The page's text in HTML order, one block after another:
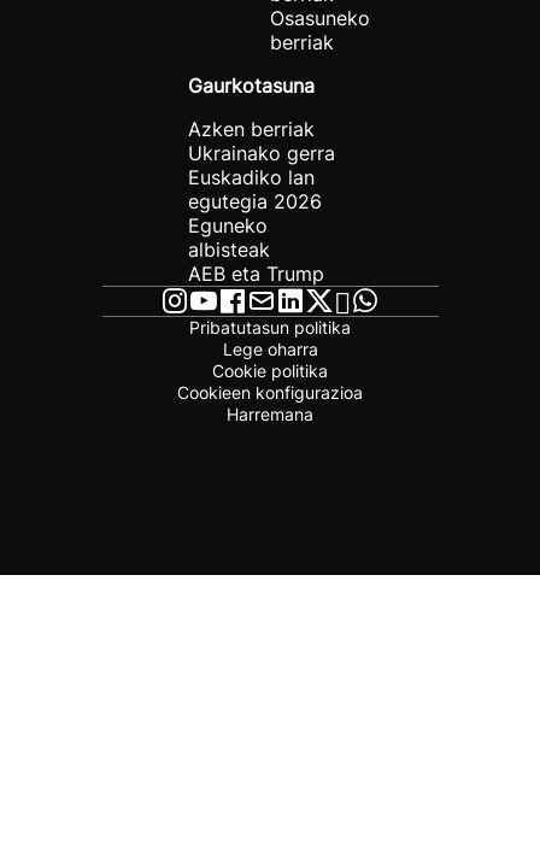
Osasuneko
berriak
Gaurkotasuna
Azken berriak
Ukrainako gerra
Euskadiko lan
egutegia 2026
Eguneko
albisteak
AEB eta Trump
Pribatutasun politika
Lege oharra
Cookie politika
Cookieen konfigurazioa
Harremana